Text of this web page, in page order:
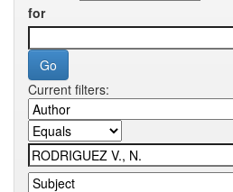
for
Current filters: